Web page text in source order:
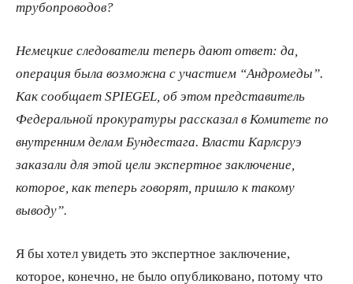
трубопроводов?
Немецкие следователи теперь дают ответ: да,
операция была возможна с участием “Андромеды”.
Как сообщает SPIEGEL, об этом представитель
Федеральной прокуратуры рассказал в Комитете по
внутренним делам Бундестага. Власти Карлсруэ
заказали для этой цели экспертное заключение,
которое, как теперь говорят, пришло к такому
выводу”.
Я бы хотел увидеть это экспертное заключение,
которое, конечно, не было опубликовано, потому что